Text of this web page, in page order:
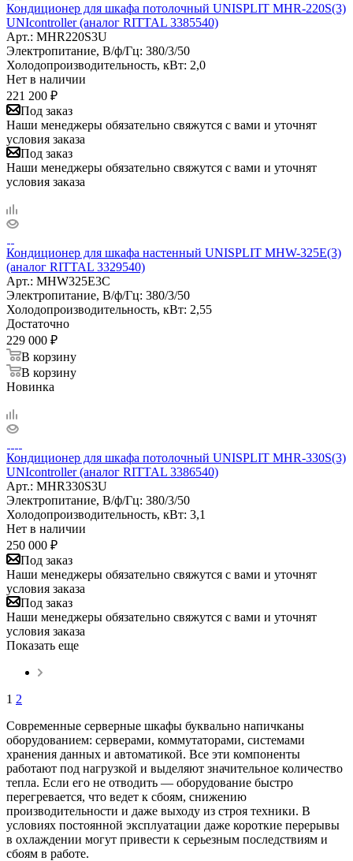
Кондиционер для шкафа потолочный UNISPLIT MHR-220S(3)
UNIcontroller (аналог RITTAL 3385540)
Арт.: MHR220S3U
Электропитание, В/ф/Гц: 380/3/50
Холодопроизводительность, кВт: 2,0
Нет в наличии
221 200 ₽
Под заказ
Наши менеджеры обязательно свяжутся с вами и уточнят
условия заказа
Под заказ
Наши менеджеры обязательно свяжутся с вами и уточнят
условия заказа
Кондиционер для шкафа настенный UNISPLIT MHW-325E(3)
(аналог RITTAL 3329540)
Арт.: MHW325E3С
Электропитание, В/ф/Гц: 380/3/50
Холодопроизводительность, кВт: 2,55
Достаточно
229 000 ₽
В корзину
В корзину
Новинка
Кондиционер для шкафа потолочный UNISPLIT MHR-330S(3)
UNIcontroller (аналог RITTAL 3386540)
Арт.: MHR330S3U
Электропитание, В/ф/Гц: 380/3/50
Холодопроизводительность, кВт: 3,1
Нет в наличии
250 000 ₽
Под заказ
Наши менеджеры обязательно свяжутся с вами и уточнят
условия заказа
Под заказ
Наши менеджеры обязательно свяжутся с вами и уточнят
условия заказа
Показать еще
1 2
Современные серверные шкафы буквально напичканы
оборудованием: серверами, коммутаторами, системами
хранения данных и автоматикой. Все эти компоненты
работают под нагрузкой и выделяют значительное количество
тепла. Если его не отводить — оборудование быстро
перегревается, что ведет к сбоям, снижению
производительности и даже выходу из строя техники. В
условиях постоянной эксплуатации даже короткие перерывы
в охлаждении могут привести к серьезным последствиям и
сбоям в работе.